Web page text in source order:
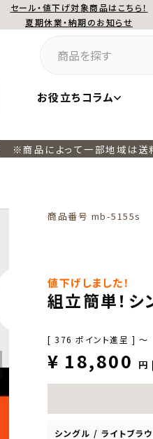
セール・値下げ対象商品はこちら
夏期休業・納期のお知らせ
※商品によって一部地域は送
商品番号 mb-5155s
値下げしました！
組立簡単！シ
[ 376 ポイント進呈 ] 〜
¥ 18,800
シングル / ライトブラ